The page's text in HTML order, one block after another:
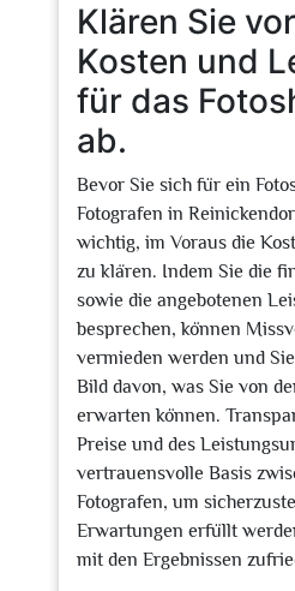
Klären Sie
Kosten und
für das
ab.
Bevor Sie sich für ein
Fotografen in
wichtig, im Voraus die
zu klären. Indem Sie die
sowie die angebotenen
besprechen, können
vermieden werden und
Bild davon, was Sie von
erwarten können.
Preise und des
vertrauensvolle Basis
Fotografen, um
Erwartungen erfüllt
mit den Ergebnissen